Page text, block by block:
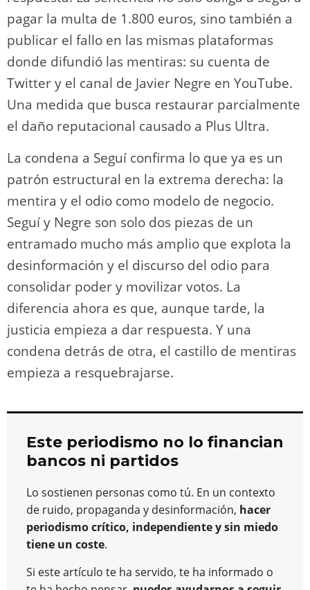
pagar la multa de 1.800 euros, sino también a
publicar el fallo en las mismas plataformas
donde difundió las mentiras: su cuenta de
Twitter y el canal de Javier Negre en YouTube.
Una medida que busca restaurar parcialmente
el daño reputacional causado a Plus Ultra.
La condena a Seguí confirma lo que ya es un
patrón estructural en la extrema derecha: la
mentira y el odio como modelo de negocio.
Seguí y Negre son solo dos piezas de un
entramado mucho más amplio que explota la
desinformación y el discurso del odio para
consolidar poder y movilizar votos. La
diferencia ahora es que, aunque tarde, la
justicia empieza a dar respuesta. Y una
condena detrás de otra, el castillo de mentiras
empieza a resquebrajarse.
Este periodismo no lo financian
bancos ni partidos
Lo sostienen personas como tú. En un contexto
de ruido, propaganda y desinformación, hacer
periodismo crítico, independiente y sin miedo
tiene un coste.
Si este artículo te ha servido, te ha informado o